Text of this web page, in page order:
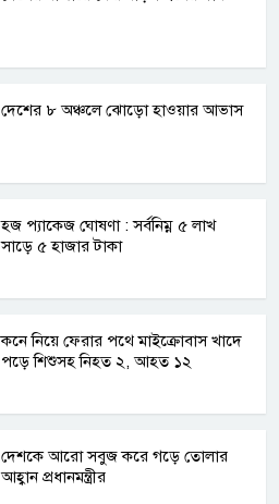
দেশের ৮ অঞ্চলে ঝোড়ো হাওয়ার আভাস
হজ প্যাকেজ ঘোষণা : সর্বনিম্ন ৫ লাখ
সাড়ে ৫ হাজার টাকা
কনে নিয়ে ফেরার পথে মাইক্রোবাস খাদে
পড়ে শিশুসহ নিহত ২, আহত ১২
দেশকে আরো সবুজ করে গড়ে তোলার
আহ্বান প্রধানমন্ত্রীর